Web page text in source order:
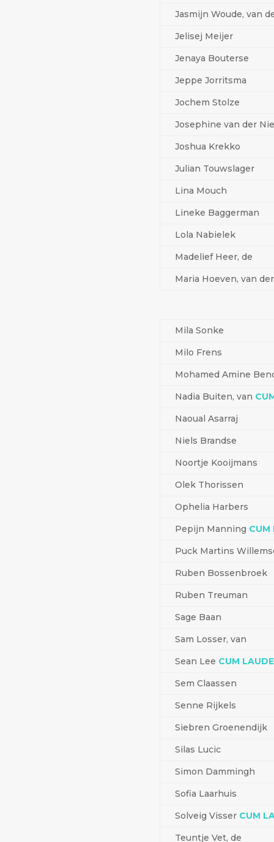
Jasmijn Woude, van
Jelisej Meijer
Jenaya Bouterse
Jeppe Jorritsma
Jochem Stolze
Josephine van der
Joshua Krekko
Julian Touwslager
Lina Mouch
Lineke Baggerman
Lola Nabielek
Madelief Heer, de
Maria Hoeven, van der
Mila Sonke
Milo Frens
Mohamed Amine
Nadia Buiten, van
Naoual Asarraj
Niels Brandse
Noortje Kooijmans
Olek Thorissen
Ophelia Harbers
Pepijn Manning CUM
Puck Martins
Ruben Bossenbroek
Ruben Treuman
Sage Baan
Sam Losser, van
Sean Lee CUM LAUDE
Sem Claassen
Senne Rijkels
Siebren Groenendijk
Silas Lucic
Simon Dammingh
Sofia Laarhuis
Solveig Visser CUM
Teuntje Vet, de